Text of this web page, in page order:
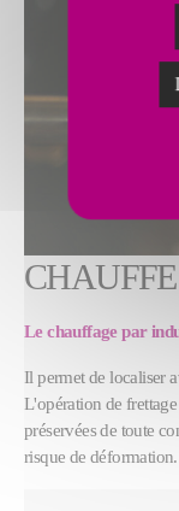
Le chauffage par
Il permet de localiser
L'opération de
préservées de toute
risque de déformation.